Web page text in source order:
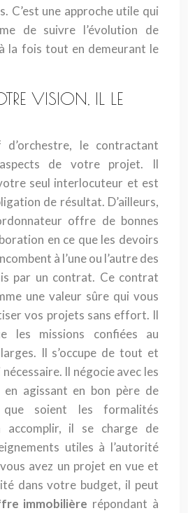
C’est une approche utile qui
de suivre l’évolution de
la fois tout en demeurant le
VISION, IL LE
d’orchestre, le contractant
de votre projet. Il
seul interlocuteur et est
de résultat. D’ailleurs,
offre de bonnes
en ce que les devoirs
à l’une ou l’autre des
par un contrat. Ce contrat
une valeur sûre qui vous
vos projets sans effort. Il
les missions confiées au
Il s’occupe de tout et
Il négocie avec les
agissant en bon père de
que soient les formalités
accomplir, il se charge de
utiles à l’autorité
avez un projet en vue et
dans votre budget, il peut
immobilière répondant à